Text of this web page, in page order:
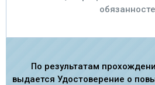
По результатам
выдается Удостоверение о